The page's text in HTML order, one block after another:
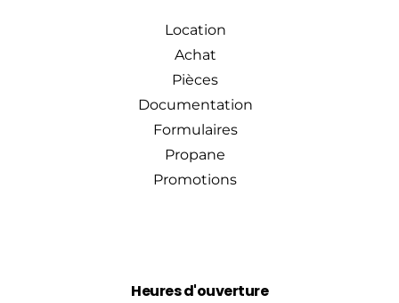
Location
Achat
Pièces
Documentation
Formulaires
Propane
Promotions
Heures d'ouverture